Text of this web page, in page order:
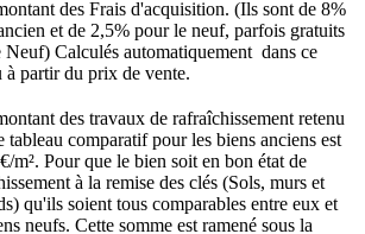
des Frais d'acquisition. (Ils sont de 8%
et de 2,5% pour le neuf, parfois gratuits
Neuf) Calculés automatiquement dans ce
à partir du prix de vente.
des travaux de rafraîchissement retenu
tableau comparatif pour les biens anciens est
m². Pour que le bien soit en bon état de
à la remise des clés (Sols, murs et
qu'ils soient tous comparables entre eux et
neufs. Cette somme est ramené sous la